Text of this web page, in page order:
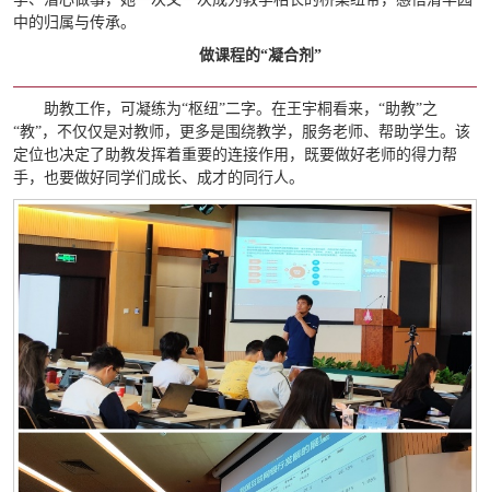
中的归属与传承。
做课程的“凝合剂”
助教工作，可凝练为“枢纽”二字。在王宇桐看来，“助教”之
“教”，不仅仅是对教师，更多是围绕教学，服务老师、帮助学生。该
定位也决定了助教发挥着重要的连接作用，既要做好老师的得力帮
手，也要做好同学们成长、成才的同行人。